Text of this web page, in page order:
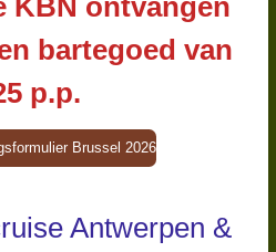
bartegoed van
p.p.
Brussel 2026
Antwerpen &